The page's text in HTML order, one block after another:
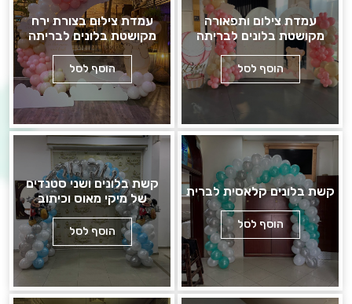
עמדת צילום ותפאורה
מקושטת בלונים לבריתה
הוסף לסל
עמדת צילום בצורת ירח
מקושטת בלונים לבריתה
הוסף לסל
קשת בלונים קלאסית לברית
הוסף לסל
קשת בלונים ושני סטנדים
של מיקי מאוס וכיתוב
הוסף לסל